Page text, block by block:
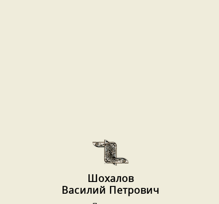
Шохалов
Василий Петрович